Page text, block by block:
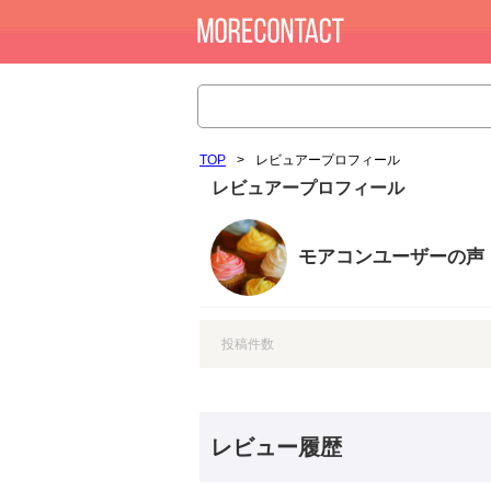
TOP > レビュアープロフィール
レビュアープロフィール
モアコンユーザーの声
投稿件数
レビュー履歴